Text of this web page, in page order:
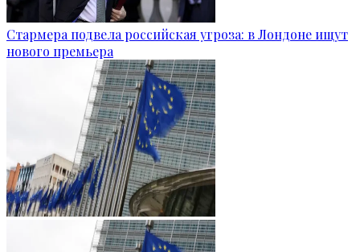
Стармера подвела российская угроза: в Лондоне ищут
нового премьера